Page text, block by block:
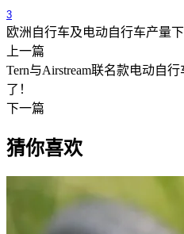
3
欧洲自行车及电动自行车产量
上一篇
Tern与Airstream联名款电动自
了！
下一篇
猜你喜欢